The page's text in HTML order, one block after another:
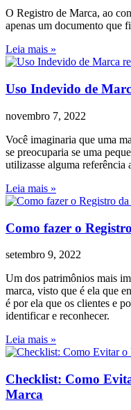
O Registro de Marca, ao
apenas um documento que
Leia mais »
Uso Indevido de
novembro 7, 2022
Você imaginaria que uma
se preocuparia se uma
utilizasse alguma referência
Leia mais »
Como fazer o
setembro 9, 2022
Um dos patrimônios mais
marca, visto que é ela que
é por ela que os clientes e
identificar e reconhecer.
Leia mais »
Checklist: Como
Marca